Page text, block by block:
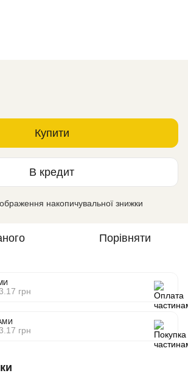
Купити
В кредит
накопичувальної знижки
Порівняти
грн
грн